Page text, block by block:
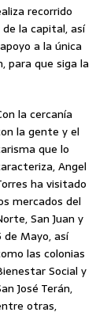
recorrido
la capital, así
a la única
para que siga la
la cercanía
la gente y el
que lo
Angel
ha visitado
mercados del
San Juan y
de Mayo, así
las colonias
Social y
José Terán,
otras,